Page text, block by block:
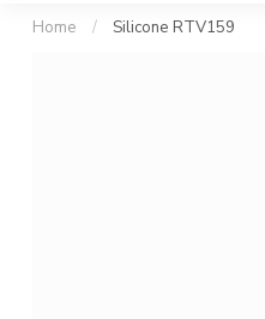
Home / Silicone RTV159